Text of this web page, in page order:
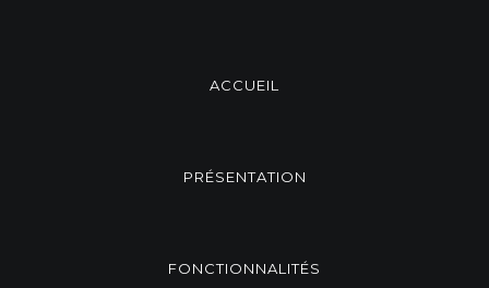
ACCUEIL
PRÉSENTATION
FONCTIONNALITÉS